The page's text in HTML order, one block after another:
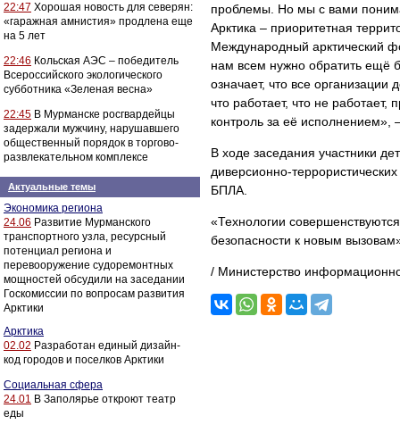
22:47 Хорошая новость для северян:
«гаражная амнистия» продлена еще
на 5 лет
22:46 Кольская АЭС – победитель
Всероссийского экологического
субботника «Зеленая весна»
22:45 В Мурманске росгвардейцы
задержали мужчину, нарушавшего
общественный порядок в торгово-
развлекательном комплексе
Актуальные темы
Экономика региона
24.06 Развитие Мурманского
транспортного узла, ресурсный
потенциал региона и
перевооружение судоремонтных
мощностей обсудили на заседании
Госкомиссии по вопросам развития
Арктики
Арктика
02.02 Разработан единый дизайн-
код городов и поселков Арктики
Социальная сфера
24.01 В Заполярье откроют театр
еды
проблемы. Но мы с вами
Арктика – приоритетная
Международный арктический
нам всем нужно обратить ещё
означает, что все
что работает, что не
контроль за её исполнением»,
В ходе заседания участники
диверсионно-
БПЛА.
«Технологии
безопасности к новым
/ Министерство